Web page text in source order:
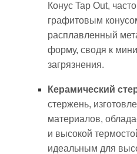
Конус Tap Out,
графитовым
расплавленный
форму, сводя к
загрязнения.
Керамический
стержень,
материалов,
и высокой
идеальным для